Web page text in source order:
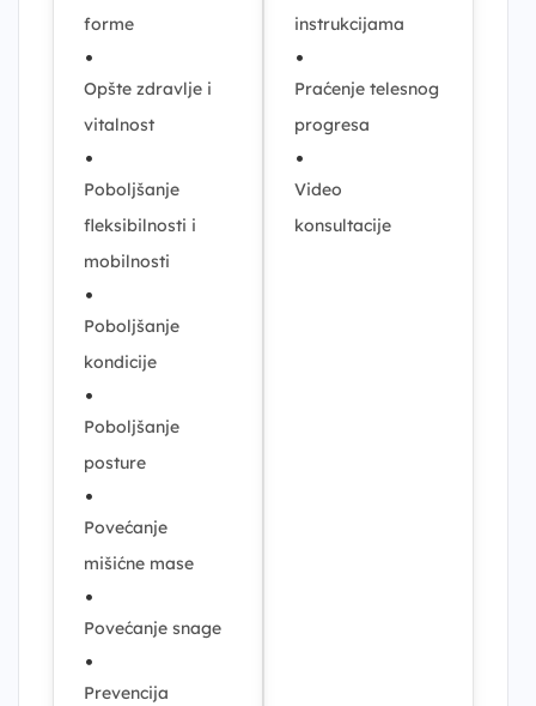
forme
•
Opšte zdravlje i
vitalnost
•
Poboljšanje
fleksibilnosti i
mobilnosti
•
Poboljšanje
kondicije
•
Poboljšanje
posture
•
Povećanje
mišićne mase
•
Povećanje snage
•
Prevencija
instrukcijama
•
Praćenje telesnog
progresa
•
Video
konsultacije